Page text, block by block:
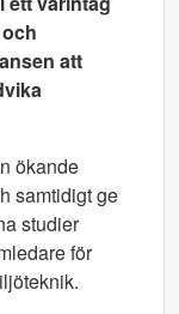
att
ökande
samtidigt ge
studier
för